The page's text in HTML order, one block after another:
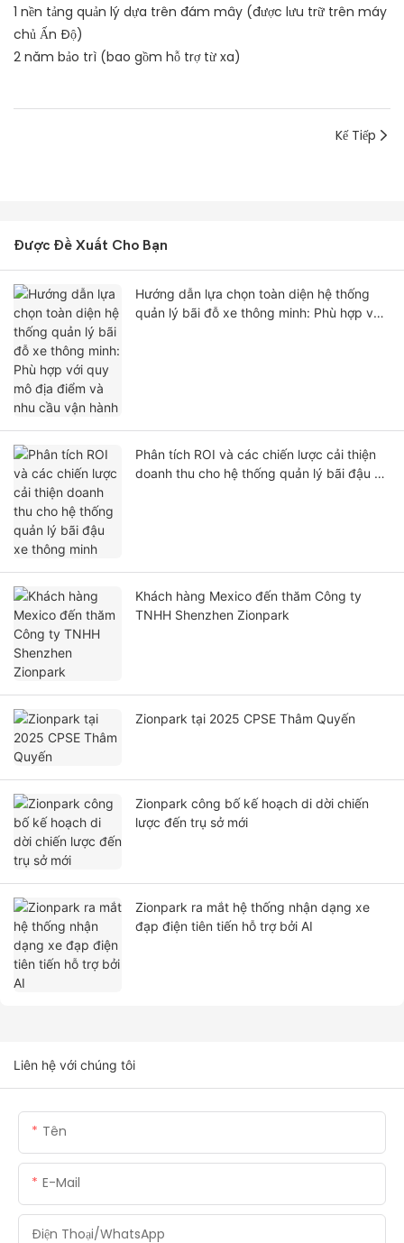
1 nền tảng quản lý dựa trên đám mây (được lưu trữ trên máy
chủ Ấn Độ)
2 năm bảo trì (bao gồm hỗ trợ từ xa)
Kế Tiếp
Được Đề Xuất Cho Bạn
Hướng dẫn lựa chọn toàn diện hệ thống
quản lý bãi đỗ xe thông minh: Phù hợp với
Phân tích ROI và các chiến lược cải thiện
doanh thu cho hệ thống quản lý bãi đậu xe
Khách hàng Mexico đến thăm Công ty
TNHH Shenzhen Zionpark
Zionpark tại 2025 CPSE Thâm Quyến
Zionpark công bố kế hoạch di dời chiến
lược đến trụ sở mới
Zionpark ra mắt hệ thống nhận dạng xe
đạp điện tiên tiến hỗ trợ bởi AI
Liên hệ với chúng tôi
Tên
E-Mail
Điện Thoại/whatsApp